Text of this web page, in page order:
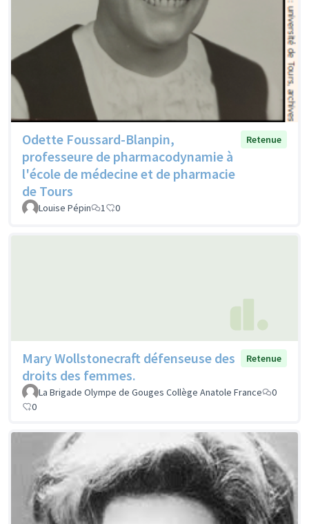
Odette Foussard-Blanpin,
professeure de pharmacodynamie à
l'école de médecine et de pharmacie
de Tours
Retenue
Louise Pépin 1 0
Mary Wollstonecraft défenseuse des
droits des femmes.
Retenue
La Brigade Olympe de Gouges Collège Anatole France
0
0